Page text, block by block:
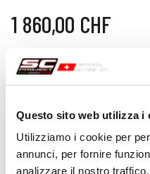
Questo sito web utilizza i
Utilizziamo i cookie per
annunci, per fornire
analizzare il nostro
1 860,00 CHF
POUR LA COURSE UNIQUEMENT
avec